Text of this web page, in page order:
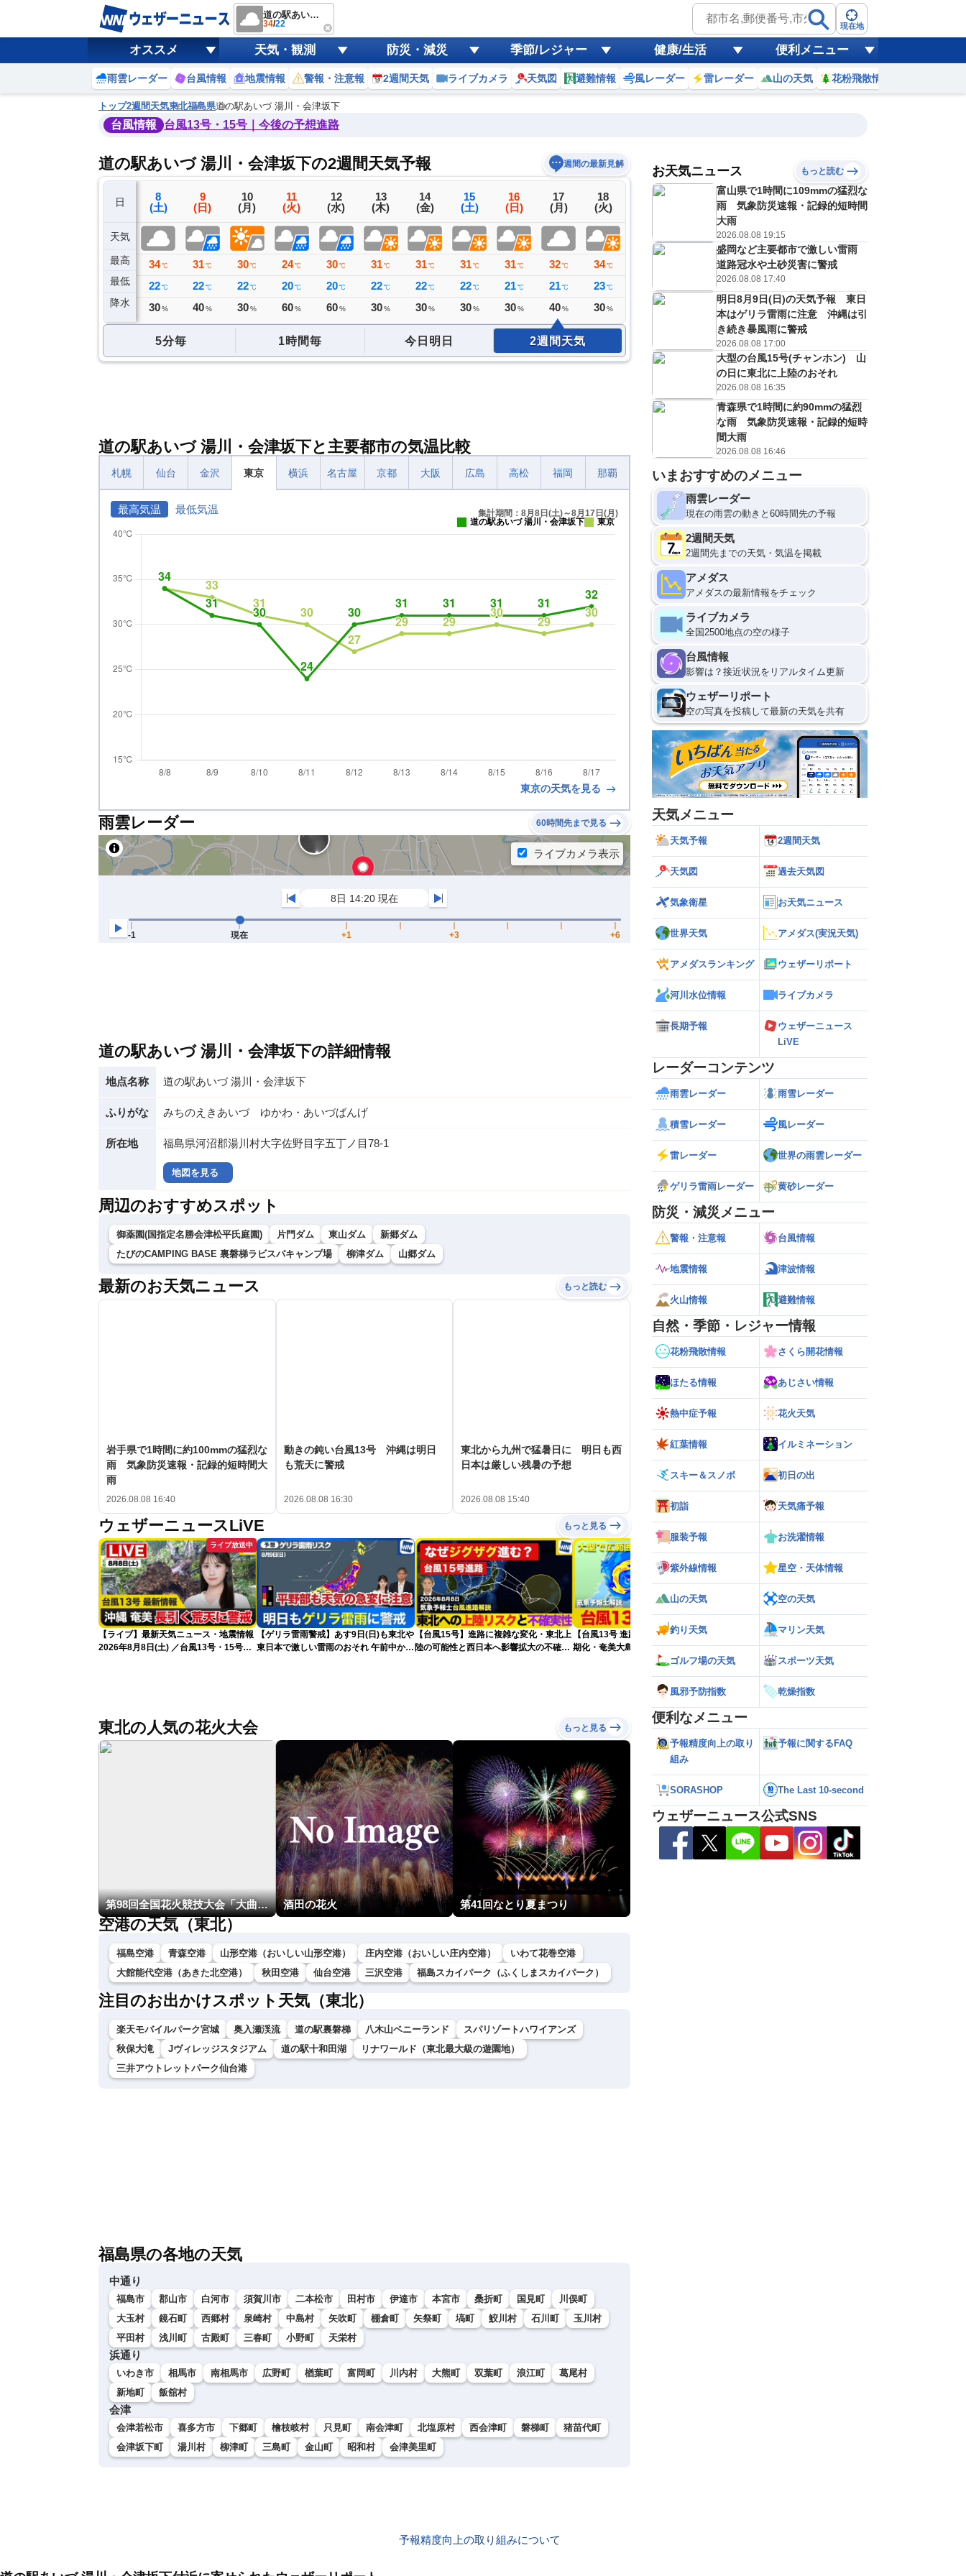
道の駅あいづ 湯川・会津坂下
34/22 現在地
オススメ 天気・観測 防災・減災 季節/レジャー 健康/生活 便利メニュー
雨雲レーダー 台風情報 地震情報 警報・注意報 2週間天気 ライブカメラ 天気図 避難情報 風レーダー 雷レーダー 山の天気 花粉飛散情報
トップ2週間天気東北福島県道の駅あいづ 湯川・会津坂下
台風情報 台風13号・15号｜今後の予想進路
道の駅あいづ 湯川・会津坂下の2週間天気予報 週間の最新見解
日
天気
最高
最低
降水
7
(金)
35℃
23℃
ミリ
8
(土)
34 ℃
22 ℃
30 %
9
(日)
31 ℃
22 ℃
40 %
10
(月)
30 ℃
22 ℃
30 %
11
(火)
24℃
20 ℃
60 %
12
(水)
30℃
20℃
60%
13
(木)
31℃
22℃
30%
14
(金)
31℃
22℃
30%
15
(土)
31℃
22℃
30%
16
(日)
31 ℃
21 ℃
30 %
17
(月)
32 ℃
21 ℃
40 %
18
(火)
34 ℃
23 ℃
30 %
19
℃
21
(金)
E
31℃
22
40 %
22
(土)
E
29℃
22
30%
予報の
信頼度
B
C
D
？
5分毎 1時間毎 今日明日 2週間天気
道の駅あいづ 湯川・会津坂下と主要都市の気温比較
札幌 仙台 金沢 東京 横浜 名古屋 京都 大阪 広島 高松 福岡 那覇
最高気温 最低気温
集計期間：8月8日(土)～8月17日(月)
道の駅あいづ 湯川・会津坂下
東京
東京の天気を見る
雨雲レーダー 60時間先まで見る
道の駅あいづ 湯川・会津坂下の詳細情報
地点名称 道の駅あいづ 湯川・会津坂下
ふりがな みちのえきあいづ ゆかわ・あいづばんげ
所在地 福島県河沼郡湯川村大字佐野目字五丁ノ目78-1
地図を見る
周辺のおすすめスポット
御薬園(国指定名勝会津松平氏庭園) 片門ダム 東山ダム
新郷ダム
たびのCAMPING BASE 裏磐梯ラビスパキャンプ場
柳津ダム 山郷ダム
最新のお天気ニュース もっと読む
岩手県で1時間に約100mmの猛烈な
雨 気象防災速報・記録的短時間大
雨
2026.08.08 16:40
動きの鈍い台風13号 沖縄は明日
も荒天に警戒
2026.08.08 16:30
東北から九州で猛暑日に 明日も西
日本は厳しい残暑の予想
2026.08.08 15:40
ウェザーニュースLiVE もっと見る
ライブ放送中
【ライブ】最新天気ニュース・地震情報
2026年8月8日(土) ／台風13号・15号
【ゲリラ雷雨警戒】あす9日(日)も東北や
東日本で激しい雷雨のおそれ 午前中から
【台風15号】進路に複雑な変化・東北上
陸の可能性と西日本へ影響拡大の不確実
【台風13号 進路解説】通過後も影響長
期化・奄美大島で総雨量400mm超・高
波に要警戒（2026.08.08 16:00）
【猛烈な雨と激しい雷雨】新潟は線状降
水帯が発生のおそれも＜気象防災速報・
記録的短時間大雨＞
東北の人気の花火大会 もっと見る
第98回全国花火競技大会「大曲の花火」 酒田の花火 第41回なとり夏まつり
空港の天気（東北）
福島空港 青森空港 山形空港（おいしい山形空港） 庄内空港（おいしい庄内空港）
いわて花巻空港
大館能代空港（あきた北空港）
秋田空港 仙台空港 三沢空港 福島スカイパーク（ふくしまスカイパーク）
注目のお出かけスポット天気（東北）
楽天モバイルパーク宮城 奥入瀬渓流 道の駅裏磐梯 八木山ベニーランド
スパリゾートハワイアンズ
秋保大滝
Jヴィレッジスタジアム 道の駅十和田湖
リナワールド（東北最大級の遊園地）
三井アウトレットパーク仙台港
福島県の各地の天気
中通り
福島市 郡山市 白河市 須賀川市 二本松市 田村市 伊達市 本宮市 桑折町 国見町
川俣町
大玉村
鏡石町 西郷村 泉崎村 中島村 矢吹町 棚倉町 矢祭町 塙町 鮫川村 石川町
玉川村
平田村
浅川町 古殿町 三春町 小野町 天栄村
浜通り
いわき市 相馬市 南相馬市 広野町 楢葉町 富岡町 川内村 大熊町 双葉町 浪江町
葛尾村
新地町
飯舘村
会津
会津若松市 喜多方市 下郷町 檜枝岐村 只見町 南会津町 北塩原村 西会津町 磐梯町
猪苗代町
会津坂下町
湯川村 柳津町 三島町 金山町 昭和村 会津美里町
お天気ニュース もっと読む
富山県で1時間に109mmの猛烈な
雨 気象防災速報・記録的短時間
大雨
2026.08.08 19:15
盛岡など主要都市で激しい雷雨
道路冠水や土砂災害に警戒
2026.08.08 17:40
明日8月9日(日)の天気予報 東日
本はゲリラ雷雨に注意 沖縄は引
き続き暴風雨に警戒
2026.08.08 17:00
大型の台風15号(チャンホン) 山
の日に東北に上陸のおそれ
2026.08.08 16:35
青森県で1時間に約90mmの猛烈
な雨 気象防災速報・記録的短時
間大雨
2026.08.08 16:46
いまおすすめのメニュー
雨雲レーダー
現在の雨雲の動きと60時間先の予報
2週間天気
2週間先までの天気・気温を掲載
アメダス
アメダスの最新情報をチェック
ライブカメラ
全国2500地点の空の様子
台風情報
影響は？接近状況をリアルタイム更新
ウェザーリポート
空の写真を投稿して最新の天気を共有
天気メニュー
天気予報 2週間天気
天気図 過去天気図
気象衛星 お天気ニュース
世界天気 アメダス(実況天気)
アメダスランキング ウェザーリポート
河川水位情報 ライブカメラ
長期予報
ウェザーニュース
LiVE
レーダーコンテンツ
雨雲レーダー 雨雪レーダー
積雪レーダー 風レーダー
雷レーダー 世界の雨雲レーダー
ゲリラ雷雨レーダー 黄砂レーダー
防災・減災メニュー
警報・注意報 台風情報
地震情報 津波情報
火山情報 避難情報
自然・季節・レジャー情報
花粉飛散情報 さくら開花情報
ほたる情報 あじさい情報
熱中症予報 花火天気
紅葉情報 イルミネーション
スキー＆スノボ 初日の出
初詣 天気痛予報
服装予報 お洗濯情報
紫外線情報 星空・天体情報
山の天気 空の天気
釣り天気 マリン天気
ゴルフ場の天気 スポーツ天気
風邪予防指数 乾燥指数
便利なメニュー
予報精度向上の取り
組み
予報に関するFAQ
SORASHOP The Last 10-second
ウェザーニュース公式SNS
予報精度向上の取り組みについて